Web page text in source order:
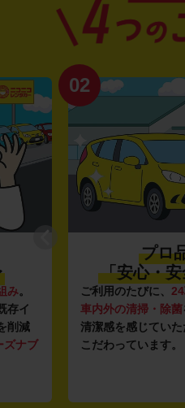
み。
存イ
削減
ズナブ
02
プロ
「安心・
ご利用のたびに、
車内外の清掃・除菌
清潔感を感じてい
こだわっています。